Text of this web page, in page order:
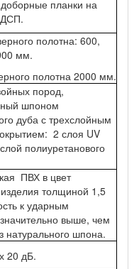
планки на
полотна: 600,
мм.
полотна 2000 мм.
пород,
шпоном
дуба с трехслойным
2 слоя UV
полиуретанового
ПВХ в цвет
толщиной 1,5
к ударным
выше, чем
натурального шпона.
20 дБ.